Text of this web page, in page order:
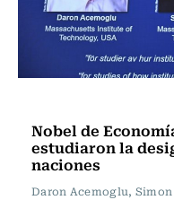
Nobel de
estudiaron la
naciones
Daron Acemoglu,